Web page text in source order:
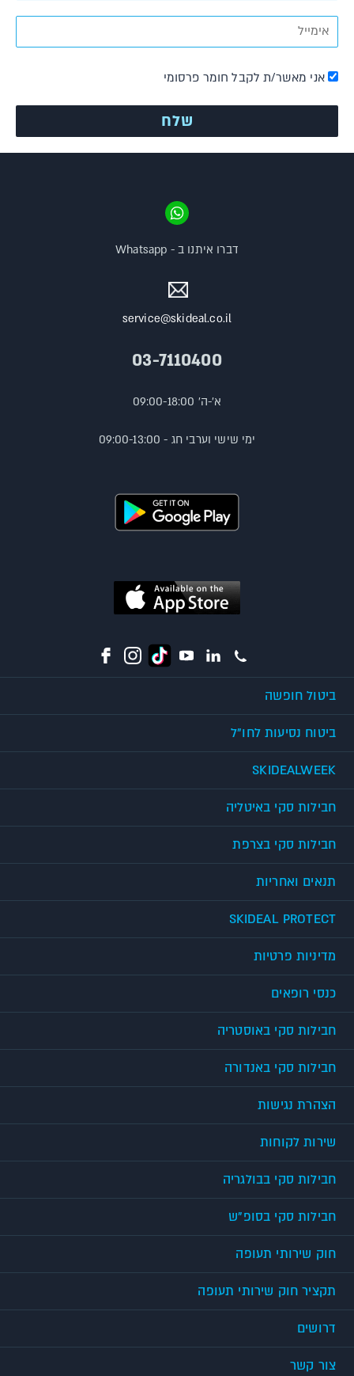
אני מאשר/ת לקבל חומר פרסומי
service@skideal.co.il
03-7110400
א'-ה' 09:00-18:00
ימי שישי וערבי חג - 09:00-13:00
דברו איתנו ב - Whatsapp
ביטול חופשה
ביטוח נסיעות לחו"ל
SKIDEALWEEK
חבילות סקי באיטליה
חבילות סקי בצרפת
תנאים ואחריות
SKIDEAL PROTECT
מדיניות פרטיות
כנסי רופאים
חבילות סקי באוסטריה
חבילות סקי באנדורה
הצהרת נגישות
שירות לקוחות
חבילות סקי בבולגריה
חבילות סקי בסופ"ש
חוק שירותי תעופה
תקציר חוק שירותי תעופה
דרושים
צור קשר